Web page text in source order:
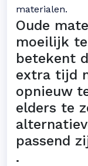
materialen.
Oude
moeilijk
betekent
extra tijd
opnieuw
elders te
passend
.